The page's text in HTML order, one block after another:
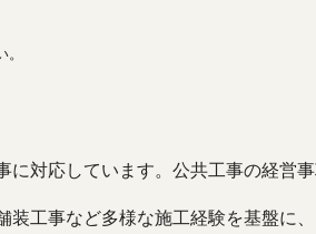
対応しています。公共工事の経営
工事など多様な施工経験を基盤に